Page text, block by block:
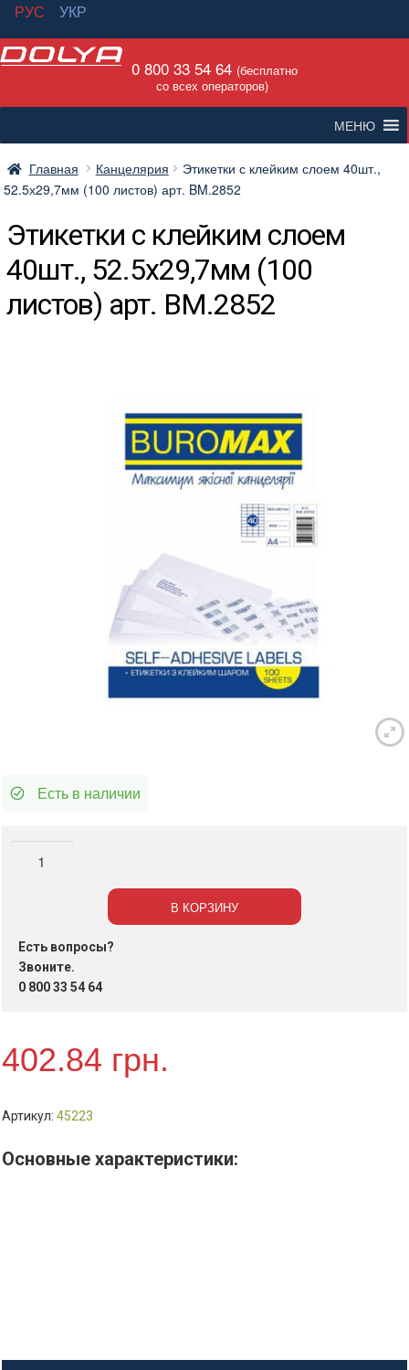
РУС
УКР
Перейти
навигации
Перейти
содержимому
0 800 33 54 64 (бесплатно
со всех операторов)
МЕНЮ
Главная Канцелярия
Этикетки с клейким слоем 40шт.,
52.5х29,7мм (100 листов) арт. BM.2852
Этикетки с клейким слоем
40шт., 52.5х29,7мм (100
листов) арт. BM.2852
Есть в наличии
Этикетки
слоем
40шт.,
52.5х29,7мм
арт.
В КОРЗИНУ
Есть вопросы?
Звоните.
0 800 33 54 64
402.84 грн.
Артикул: 45223
Основные характеристики: